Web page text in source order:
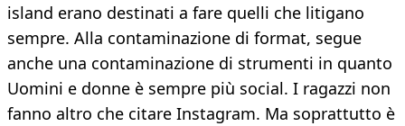
island erano destinati a fare quelli che litigano
sempre. Alla contaminazione di format, segue
anche una contaminazione di strumenti in quanto
Uomini e donne è sempre più social. I ragazzi non
fanno altro che citare Instagram. Ma soprattutto è